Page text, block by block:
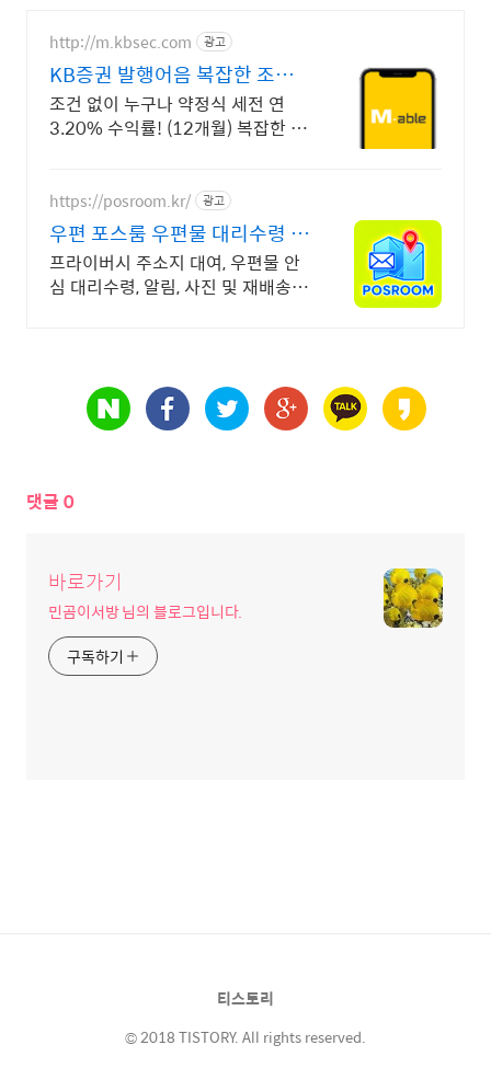
http://m.kbsec.com 광고
KB증권 발행어음 복잡한 조건
없이 누구나
조건 없이 누구나 약정식 세전 연
3.20% 수익률! (12개월) 복잡한 가
https://posroom.kr/ 광고
우편 포스룸 우편물 대리수령 안
전한 우편물 관리 서비스
프라이버시 주소지 대여, 우편물 안
심 대리수령, 알림, 사진 및 재배송까
댓글 0
바로가기
민곰이서방 님의 블로그입니다.
구독하기
티스토리
© 2018 TISTORY. All rights reserved.